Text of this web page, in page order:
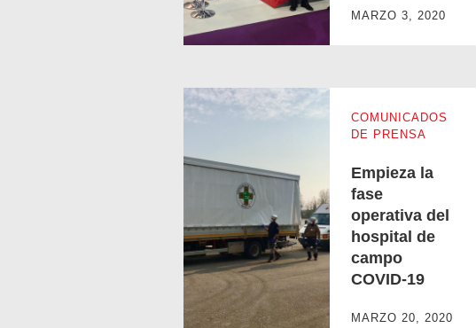
MARZO 3, 2020
Empieza la fase operativa del hospital de
COMUNICADOS
DE PRENSA
Empieza la
fase
operativa del
hospital de
campo
COVID-19
MARZO 20, 2020